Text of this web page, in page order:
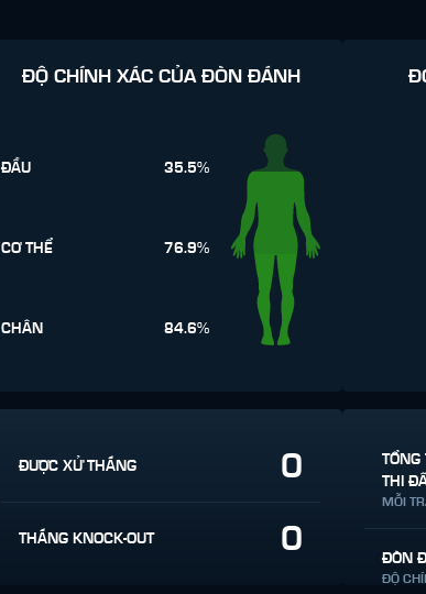
ĐỘ CHÍNH XÁC CỦA ĐÒN ĐÁNH
ĐẦU 35.5%
CƠ THỂ 76.9%
CHÂN 84.6%
ĐƯỢC XỬ THẮNG 0
THẮNG KNOCK-OUT 0
TỔNG
THI
MỖI
ĐÒN
ĐỘ